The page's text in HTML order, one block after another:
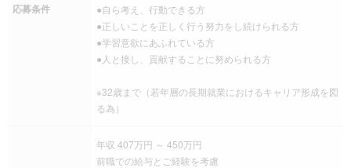
応募条件
●自ら考え、行動できる方
●正しいことを正しく行う努力をし続けられる方
●学習意欲にあふれている方
●人と接し、貢献することに努められる方
※32歳まで（若年層の長期就業におけるキャリア形成を図
る為）
年収 407万円 ～ 450万円
前職での給与とご経験を考慮